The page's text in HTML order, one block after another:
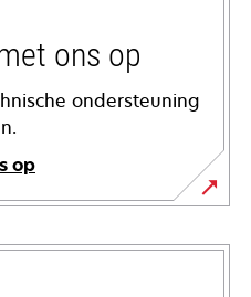
ons op
ondersteuning
op